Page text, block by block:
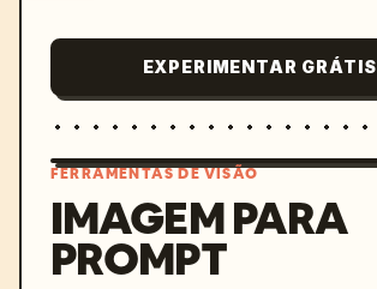
EXPERIMENTAR GRÁTIS
FERRAMENTAS DE VISÃO
IMAGEM PARA
PROMPT